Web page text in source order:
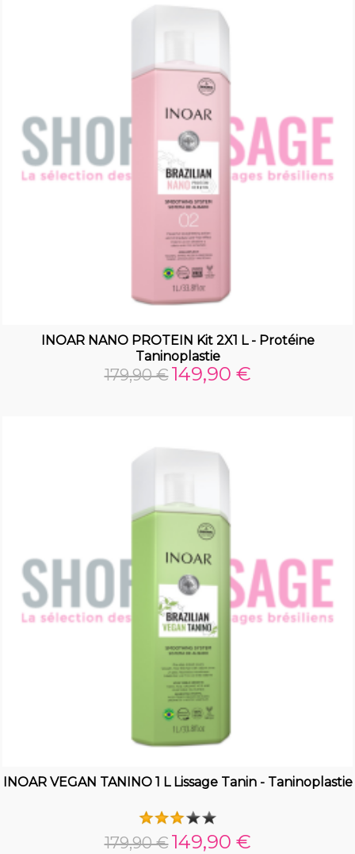
INOAR NANO PROTEIN Kit 2X1 L - Protéine
Taninoplastie
179,90 €149,90 €
INOAR VEGAN TANINO 1 L Lissage Tanin - Taninoplastie
179,90 €149,90 €